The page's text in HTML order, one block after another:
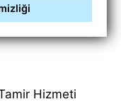
Hizmeti